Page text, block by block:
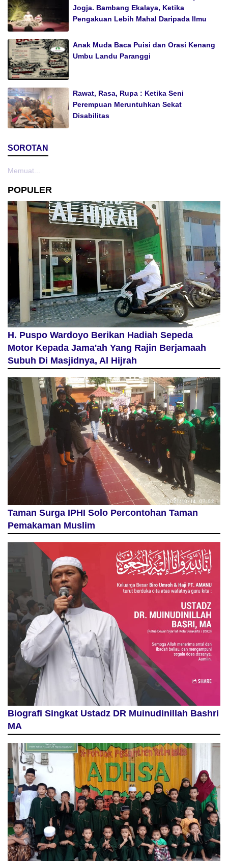
Jogja. Bambang Ekalaya, Ketika
Pengakuan Lebih Mahal Daripada Ilmu
Anak Muda Baca Puisi dan Orasi Kenang
Umbu Landu Paranggi
Rawat, Rasa, Rupa : Ketika Seni
Perempuan Meruntuhkan Sekat
Disabilitas
SOROTAN
Memuat...
POPULER
H. Puspo Wardoyo Berikan Hadiah Sepeda
Motor Kepada Jama'ah Yang Rajin Berjamaah
Subuh Di Masjidnya, Al Hijrah
Taman Surga IPHI Solo Percontohan Taman
Pemakaman Muslim
Biografi Singkat Ustadz DR Muinudinillah Bashri
MA